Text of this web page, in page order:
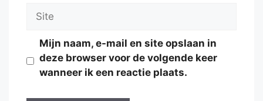
Site
Mijn naam, e-mail en site opslaan in
deze browser voor de volgende keer
wanneer ik een reactie plaats.